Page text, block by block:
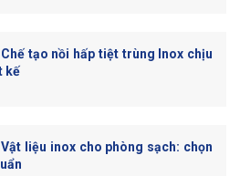
Chế tạo nồi hấp tiệt trùng Inox chịu
kế
Vật liệu inox cho phòng sạch: chọn